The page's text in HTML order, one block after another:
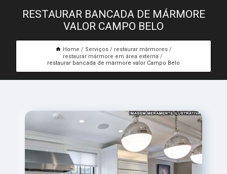
RESTAURAR BANCADA DE MÁRMORE
VALOR CAMPO BELO
Home Serviços
restaurar mármores
restaurar mármore em área externa
restaurar bancada de mármore valor Campo Belo